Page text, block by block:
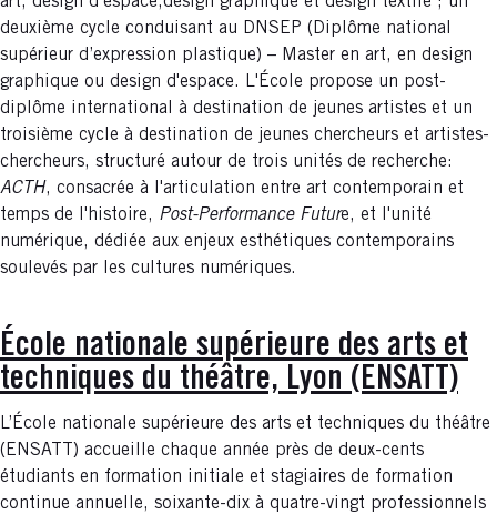
deuxième cycle conduisant au DNSEP (Diplôme national
supérieur d’expression plastique) – Master en art, en design
graphique ou design d'espace. L'École propose un post-
diplôme international à destination de jeunes artistes et un
troisième cycle à destination de jeunes chercheurs et artistes-
chercheurs, structuré autour de trois unités de recherche:
ACTH, consacrée à l'articulation entre art contemporain et
temps de l'histoire, Post-Performance Future, et l'unité
numérique, dédiée aux enjeux esthétiques contemporains
soulevés par les cultures numériques.
École nationale supérieure des arts et
techniques du théâtre, Lyon (ENSATT)
L’École nationale supérieure des arts et techniques du théâtre
(ENSATT) accueille chaque année près de deux-cents
étudiants en formation initiale et stagiaires de formation
continue annuelle, soixante-dix à quatre-vingt professionnels